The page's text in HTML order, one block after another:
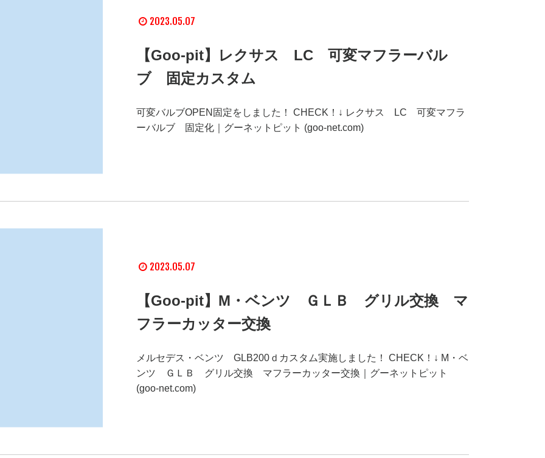
2023.05.07
【Goo-pit】レクサス LC 可変マフラーバル
ブ 固定カスタム
可変バルブOPEN固定をしました！ CHECK！↓ レクサス LC 可変マフラ
ーバルブ 固定化｜グーネットピット (goo-net.com)
2023.05.07
【Goo-pit】M・ベンツ ＧＬＢ グリル交換 マ
フラーカッター交換
メルセデス・ベンツ GLB200ｄカスタム実施しました！ CHECK！↓ M・ベ
ンツ ＧＬＢ グリル交換 マフラーカッター交換｜グーネットピット
(goo-net.com)